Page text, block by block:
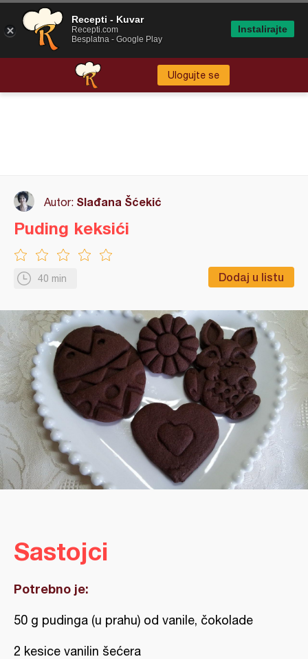
Ulogujte se
Autor: Slađana Šćekić
40 min Dodaj u listu
Puding keksići
Sastojci
Potrebno je:
50 g pudinga (u prahu) od vanile, čokolade
2 kesice vanilin šećera
Recepti - Kuvar
Recepti.com
Besplatna - Google Play
Instalirajte